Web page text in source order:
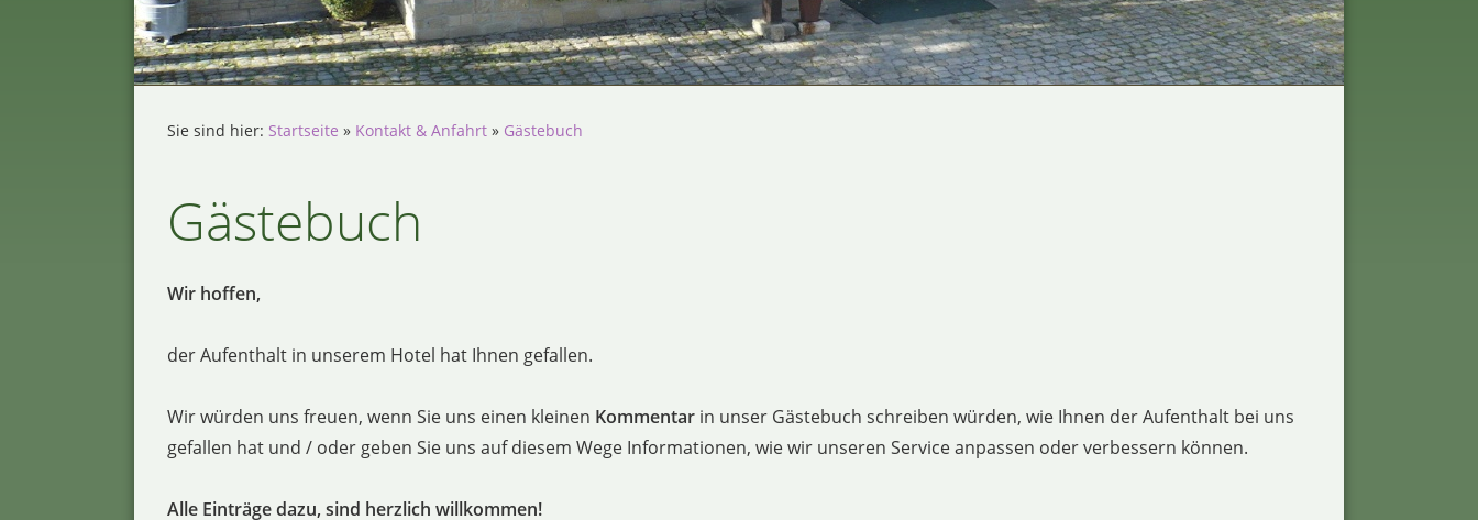
Sie sind hier: Startseite » Kontakt & Anfahrt » Gästebuch
Gästebuch
Wir hoffen,
der Aufenthalt in unserem Hotel hat Ihnen gefallen.
Wir würden uns freuen, wenn Sie uns einen kleinen Kommentar in unser Gästebuch schreiben würden, wie Ihnen der Aufenthalt bei uns
gefallen hat und / oder geben Sie uns auf diesem Wege Informationen, wie wir unseren Service anpassen oder verbessern können.
Alle Einträge dazu, sind herzlich willkommen!